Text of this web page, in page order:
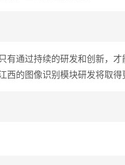
有通过持续的研发和创新，
的图像识别模块研发将取得